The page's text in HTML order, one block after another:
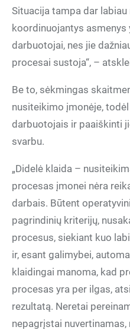
Situacija tampa dar labiau
koordinuojantys asmenys
darbuotojai, nes jie
procesai sustoja“, –
Be to, sėkmingas
nusiteikimo įmonėje,
darbuotojais ir paaiškinti
svarbu.
„Didelė klaida –
procesas įmonei nėra
darbais. Būtent
pagrindinių kriterijų,
procesus, siekiant kuo
ir, esant galimybei,
klaidingai manoma, kad
procesas yra per ilgas,
rezultatą. Neretai
nepagrįstai nuvertinamas,